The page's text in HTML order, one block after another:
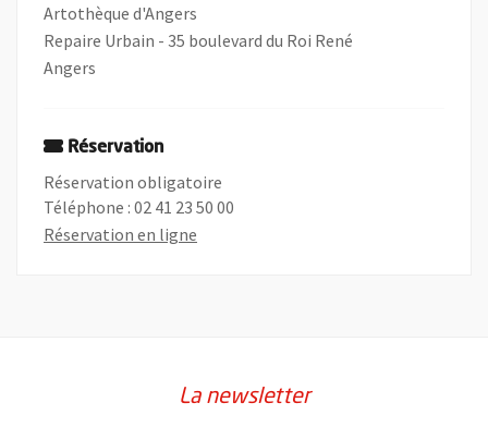
Artothèque d'Angers
Repaire Urbain - 35 boulevard du Roi René
Angers
Réservation
Réservation obligatoire
Téléphone : 02 41 23 50 00
Réservation en ligne
La newsletter